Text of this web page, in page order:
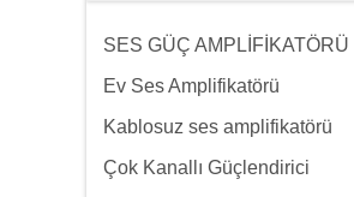
SES GÜÇ AMPLİFİKATÖRÜ
Ev Ses Amplifikatörü
Kablosuz ses amplifikatörü
Çok Kanallı Güçlendirici